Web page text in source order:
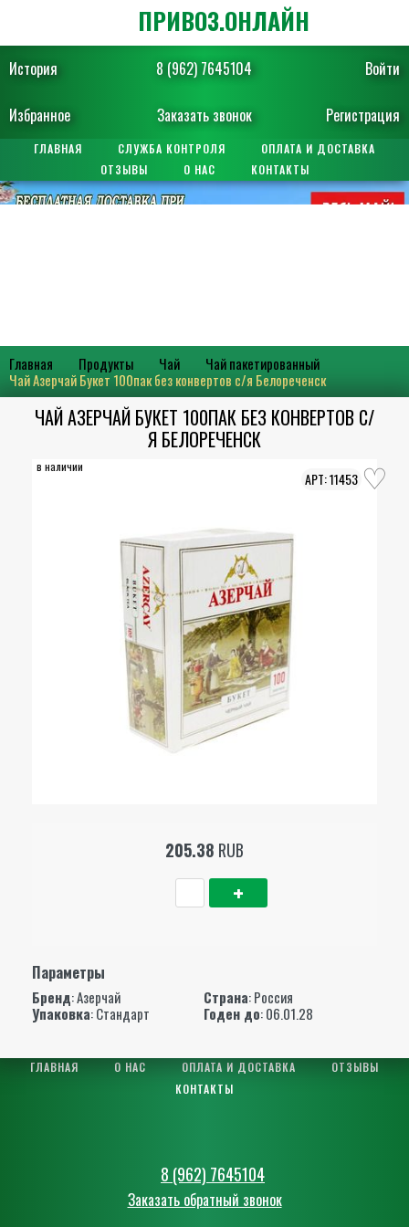
История 8 (962) 7645104 Войти
Избранное Заказать звонок Регистрация
ПРИВОЗ.ОНЛАЙН
ГЛАВНАЯ СЛУЖБА КОНТРОЛЯ
ОПЛАТА И ДОСТАВКА
ОТЗЫВЫ
О НАС КОНТАКТЫ
Главная Продукты Чай
Чай пакетированный
Чай Азерчай Букет 100пак без конвертов с/я Белореченск
ЧАЙ АЗЕРЧАЙ БУКЕТ 100ПАК БЕЗ КОНВЕРТОВ С/
Я БЕЛОРЕЧЕНСК
в наличии
11453
205.38 RUB
Параметры
Бренд:Азерчай Страна: Россия
Упаковка: Стандарт Годен до: 06.01.28
ГЛАВНАЯ О НАС ОПЛАТА И ДОСТАВКА
ОТЗЫВЫ
КОНТАКТЫ
8 (962) 7645104
Заказать обратный звонок